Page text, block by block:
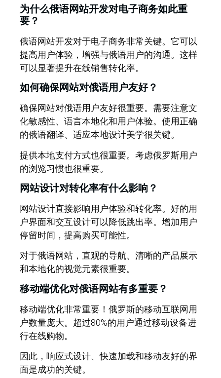
为什么俄语网站开发对电子商务如此重
要？
俄语网站开发对于电子商务非常关键。它可以
提高用户体验，增强与俄语用户的沟通。这样
可以显著提升在线销售转化率。
如何确保网站对俄语用户友好？
确保网站对俄语用户友好很重要。需要注意文
化敏感性、语言本地化和用户体验。使用正确
的俄语翻译、适应本地设计美学很关键。
提供本地支付方式也很重要。考虑俄罗斯用户
的浏览习惯也很重要。
网站设计对转化率有什么影响？
网站设计直接影响用户体验和转化率。好的用
户界面和交互设计可以降低跳出率。增加用户
停留时间，提高购买可能性。
对于俄语网站，直观的导航、清晰的产品展示
和本地化的视觉元素很重要。
移动端优化对俄语网站有多重要？
移动端优化非常重要！俄罗斯的移动互联网用
户数量庞大。超过80%的用户通过移动设备进
行在线购物。
因此，响应式设计、快速加载和移动友好的界
面是成功的关键。